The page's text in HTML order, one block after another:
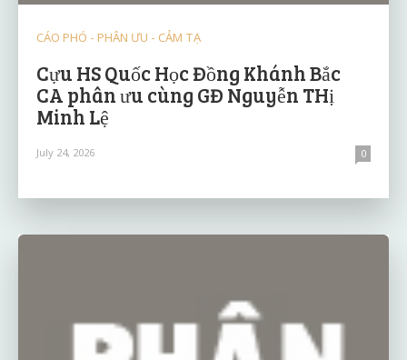
CÁO PHÓ - PHÂN ƯU - CẢM TẠ
Cựu HS Quốc Học Đồng Khánh Bắc
CA phân ưu cùng GĐ Nguyễn THị
Minh Lệ
July 24, 2026 0